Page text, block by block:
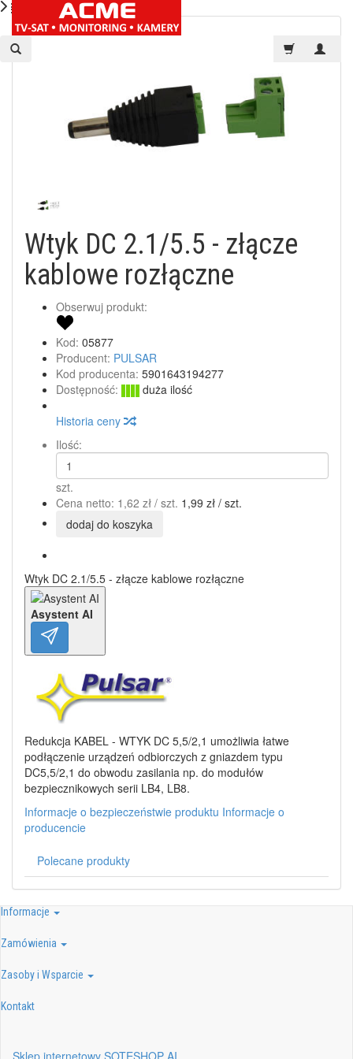
Wtyk DC 2.1/5.5 - złącze
kablowe rozłączne
Obserwuj produkt:
Kod: 05877
Producent: PULSAR
Kod producenta: 5901643194277
Dostępność:
duża ilość
Historia ceny
Ilość:
szt.
Cena netto: 1,62 zł / szt. 1,99 zł / szt.
dodaj do koszyka
Wtyk DC 2.1/5.5 - złącze kablowe rozłączne
Asystent AI
Redukcja KABEL - WTYK DC 5,5/2,1 umożliwia łatwe
podłączenie urządzeń odbiorczych z gniazdem typu
DC5,5/2,1 do obwodu zasilania np. do modułów
bezpiecznikowych serii LB4, LB8.
Informacje o bezpieczeństwie produktu Informacje o
producencie
Polecane produkty
Informacje
Zamówienia
Zasoby i Wsparcie
Kontakt